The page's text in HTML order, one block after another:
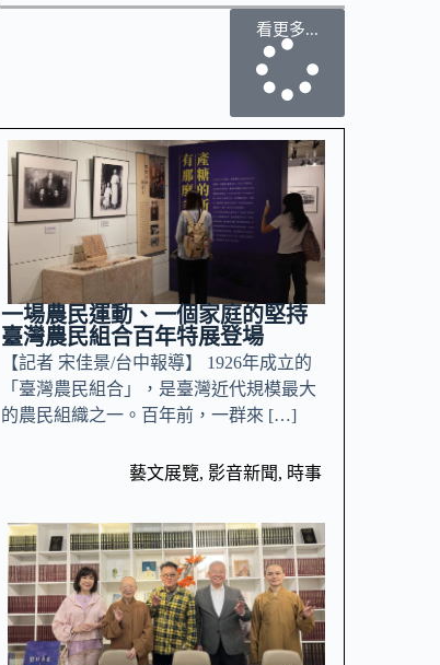
看更多...
一場農民運動、一個家庭的堅持
臺灣農民組合百年特展登場
【記者 宋佳景/台中報導】 1926年成立的
「臺灣農民組合」，是臺灣近代規模最大
的農民組織之一。百年前，一群來 […]
藝文展覽, 影音新聞, 時事